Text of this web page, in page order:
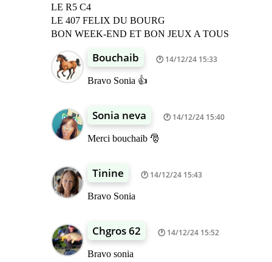
LE R5 C4
LE 407 FELIX DU BOURG
BON WEEK-END ET BON JEUX A TOUS
Bouchaib 14/12/24 15:33
Bravo Sonia 👍
Sonia neva 14/12/24 15:40
Merci bouchaib 🎅
Tinine 14/12/24 15:43
Bravo Sonia
Chgros 62 14/12/24 15:52
Bravo sonia